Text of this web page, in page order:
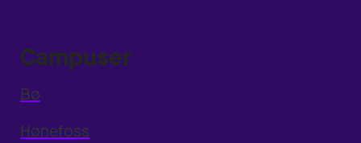
Campuser
Bø
Hønefoss